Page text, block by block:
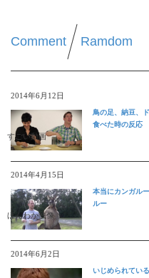
Comment Ramdom
2014年6月12日
すごい動画
鳥の足、納豆、
食べた時の反応
2014年4月15日
ほんわか映像
本当にカンガル
ルー
2014年6月2日
いじめられてい